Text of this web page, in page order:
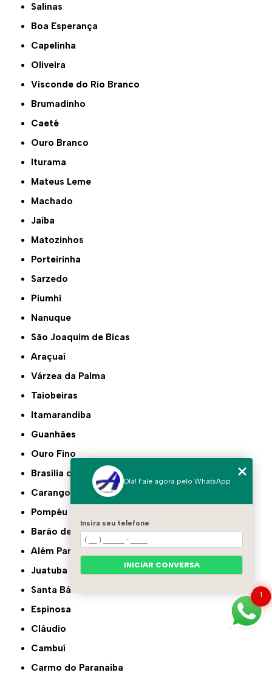
Salinas
Boa Esperança
Capelinha
Oliveira
Visconde do Rio Branco
Brumadinho
Caeté
Ouro Branco
Iturama
Mateus Leme
Machado
Jaíba
Matozinhos
Porteirinha
Sarzedo
Piumhi
Nanuque
São Joaquim de Bicas
Araçuaí
Várzea da Palma
Taiobeiras
Itamarandiba
Guanhães
Ouro Fino
Brasília de Minas
Carangola
Pompéu
Barão de Cocais
Além Paraíba
Juatuba
Santa Bárbara
Espinosa
Cláudio
Cambuí
Carmo do Paranaíba
1
Olá! Fale agora pelo WhatsApp
Insira seu telefone
INICIAR CONVERSA